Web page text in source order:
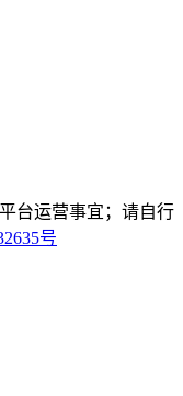
台运营事宜；请自行
号